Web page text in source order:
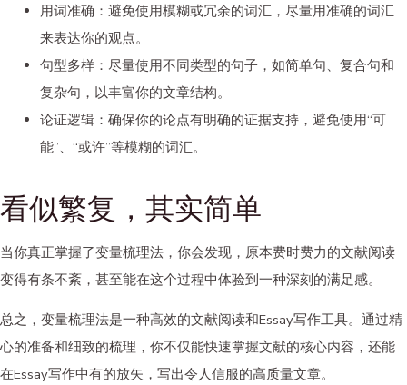
用词准确：避免使用模糊或冗余的词汇，尽量用准确的词汇
来表达你的观点。
句型多样：尽量使用不同类型的句子，如简单句、复合句和
复杂句，以丰富你的文章结构。
论证逻辑：确保你的论点有明确的证据支持，避免使用“可
能”、“或许”等模糊的词汇。
看似繁复，其实简单
当你真正掌握了变量梳理法，你会发现，原本费时费力的文献阅读
变得有条不紊，甚至能在这个过程中体验到一种深刻的满足感。
总之，变量梳理法是一种高效的文献阅读和Essay写作工具。通过精
心的准备和细致的梳理，你不仅能快速掌握文献的核心内容，还能
在Essay写作中有的放矢，写出令人信服的高质量文章。